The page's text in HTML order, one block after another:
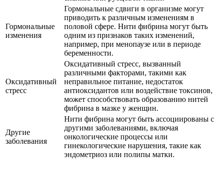
Гормональные
изменения
Гормональные сдвиги в организме могут
приводить к различным изменениям в
половой сфере. Нити фибрина могут быть
одним из признаков таких изменений,
например, при менопаузе или в периоде
беременности.
Оксидативный
стресс
Оксидативный стресс, вызванный
различными факторами, такими как
неправильное питание, недостаток
антиоксидантов или воздействие токсинов,
может способствовать образованию нитей
фибрина в мазке у женщин.
Другие
заболевания
Нити фибрина могут быть ассоциированы с
другими заболеваниями, включая
онкологические процессы или
гинекологические нарушения, такие как
эндометриоз или полипы матки.